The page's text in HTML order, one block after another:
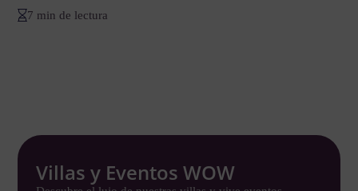
7 min de lectura
Villas y Eventos WOW